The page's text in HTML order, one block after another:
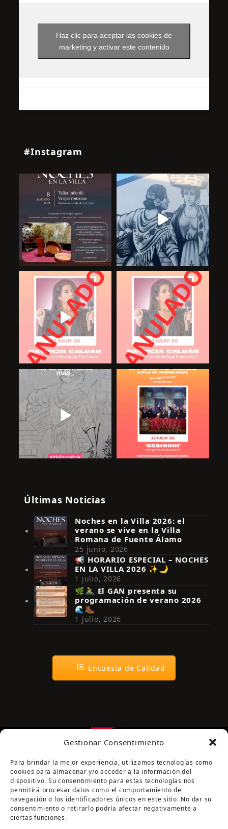
Gestionar Consentimiento
Para brindar la mejor experiencia, utilizamos tecnologías como
cookies para almacenar y/o acceder a la información del
dispositivo. Su consentimiento para estas tecnologías nos
permitirá procesar datos como el comportamiento de
navegación o los identificadores únicos en este sitio. No dar su
consentimiento o retirarlo podría afectar negativamente a
ciertas funciones.
Haz clic para aceptar las cookies de
marketing y activar este contenido
#Instagram
Síguenos en Instagram
Últimas Noticias
Noches en la Villa 2026: el
verano se vive en la Villa
Romana de Fuente Álamo
25 junio, 2026
📢 HORARIO ESPECIAL – NOCHES
EN LA VILLA 2026 ✨🌙
1 julio, 2026
🌿🚴‍♂️ El GAN presenta su
programación de verano 2026
🌊🥾
1 julio, 2026
Encuesta de Calidad
Página cofinanciada por la Diputación de Córdoba